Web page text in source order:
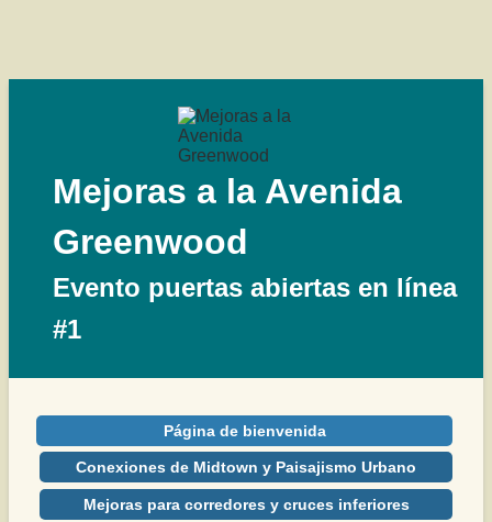
Mejoras a la Avenida
Greenwood
Evento puertas abiertas en línea
#1
Página de bienvenida
Conexiones de Midtown y Paisajismo Urbano
Mejoras para corredores y cruces inferiores